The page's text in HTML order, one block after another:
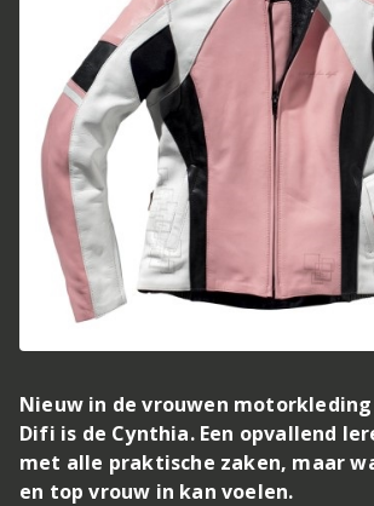
Nieuw in de vrouwen
Difi is de Cynthia. Een opvallend
met alle praktische zaken, maar
en top vrouw in kan voelen.